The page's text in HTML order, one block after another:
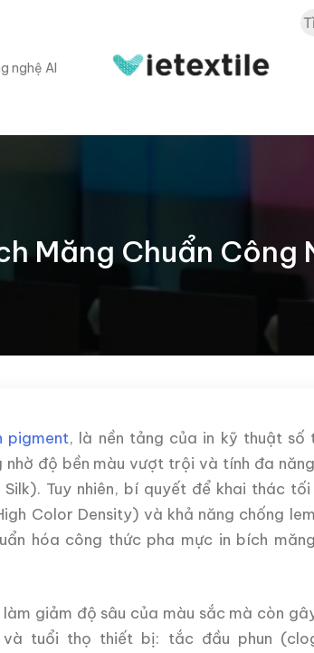
nghệ AI
Măng Chuẩn Công
pigment, là nền tảng của in kỹ thuật số
độ bền màu vượt trội và tính đa
Tuy nhiên, bí quyết để khai thác
Color Density) và khả năng chống
hóa công thức pha mực in bích
giảm độ sâu của màu sắc mà còn
tuổi thọ thiết bị: tắc đầu phun